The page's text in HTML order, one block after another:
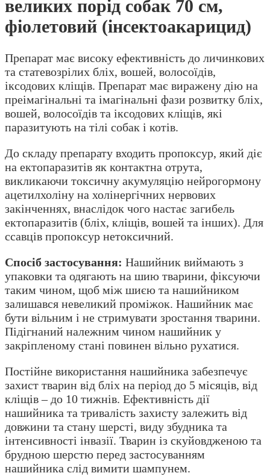
великих порід собак 70 см,
фіолетовий (інсектоакарицид)
Препарат має високу ефективність до личинкових
та статевозрілих бліх, вошей, волосоїдів,
іксодових кліщів. Препарат має виражену дію на
преімагінальні та імагінальні фази розвитку бліх,
вошей, волосоїдів та іксодових кліщів, які
паразитують на тілі собак і котів.
До складу препарату входить пропоксур, який діє
на ектопаразитів як контактна отрута,
викликаючи токсичну акумуляцію нейрогормону
ацетилхоліну на холінергічних нервових
закінченнях, внаслідок чого настає загибель
ектопаразитів (бліх, кліщів, вошей та інших). Для
ссавців пропоксур нетоксичний.
Спосіб застосування: Нашийник виймають з
упаковки та одягають на шию тварини, фіксуючи
таким чином, щоб між шиєю та нашийником
залишався невеликий проміжок. Нашийник має
бути вільним і не стримувати зростання тварини.
Підігнаний належним чином нашийник у
закріпленому стані повинен вільно рухатися.
Постійне використання нашийника забезпечує
захист тварин від бліх на період до 5 місяців, від
кліщів – до 10 тижнів. Ефективність дії
нашийника та тривалість захисту залежить від
довжини та стану шерсті, виду збудника та
інтенсивності інвазії. Тварин із скуйовдженою та
брудною шерстю перед застосуванням
нашийника слід вимити шампунем.